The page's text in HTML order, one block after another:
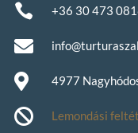
 +36 30 473

 4977
 Lemondási